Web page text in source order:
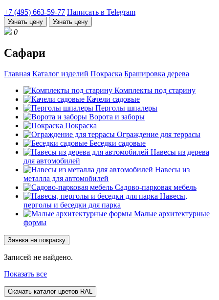
+7 (495) 663-59-77 Написать в Telegram
Узнать цену Узнать цену
0
Сафари
Главная Каталог изделий Покраска Брашировка дерева
Комплекты под старину
Качели садовые
Перголы шпалеры
Ворота и заборы
Покраска
Ограждение для террасы
Беседки садовые
Навесы из дерева
для автомобилей
Навесы из
металла для автомобилей
Садово-парковая мебель
Навесы,
перголы и беседки для парка
Малые архитектурные
формы
Заявка на покраску
Записей не найдено.
Показать все
Скачать каталог цветов RAL